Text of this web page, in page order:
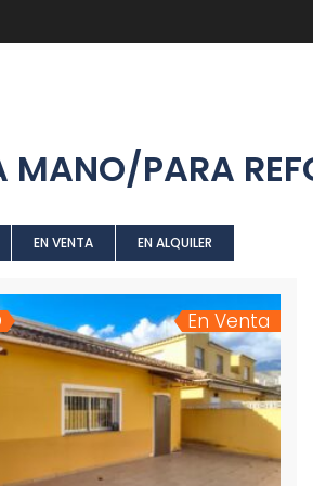
MANO/PARA
EN VENTA EN ALQUILER
En Venta